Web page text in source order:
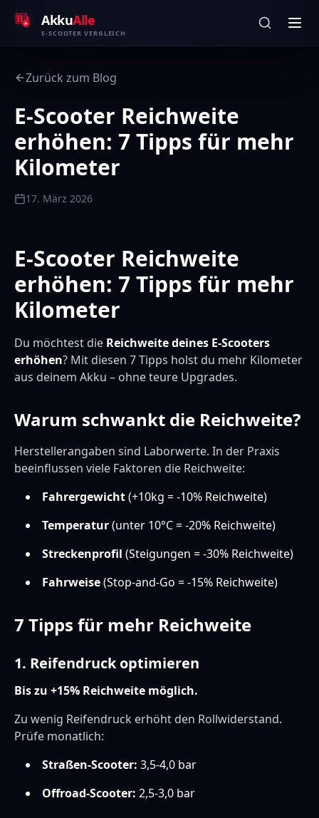
AkkuAlle
E-SCOOTER VERGLEICH
Zurück zum Blog
E-Scooter Reichweite
erhöhen: 7 Tipps für mehr
Kilometer
17. März 2026
E-Scooter Reichweite
erhöhen: 7 Tipps für mehr
Kilometer
Du möchtest die Reichweite deines E-Scooters
erhöhen? Mit diesen 7 Tipps holst du mehr Kilometer
aus deinem Akku – ohne teure Upgrades.
Warum schwankt die Reichweite?
Herstellerangaben sind Laborwerte. In der Praxis
beeinflussen viele Faktoren die Reichweite:
Fahrergewicht(+10kg = -10% Reichweite)
Temperatur(unter 10°C = -20% Reichweite)
Streckenprofil (Steigungen = -30% Reichweite)
Fahrweise(Stop-and-Go = -15% Reichweite)
7 Tipps für mehr Reichweite
1. Reifendruck optimieren
Bis zu +15% Reichweite möglich.
Zu wenig Reifendruck erhöht den Rollwiderstand.
Prüfe monatlich:
Straßen-Scooter: 3,5-4,0 bar
Offroad-Scooter: 2,5-3,0 bar